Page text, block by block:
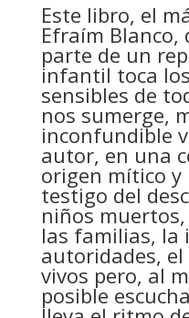
Este libro, el
Efraím
parte de un
infantil toca
sensibles de
nos sumerge,
inconfundible
autor, en una
origen mítico y
testigo del
niños
las familias, la
autoridades,
vivos pero, al
posible